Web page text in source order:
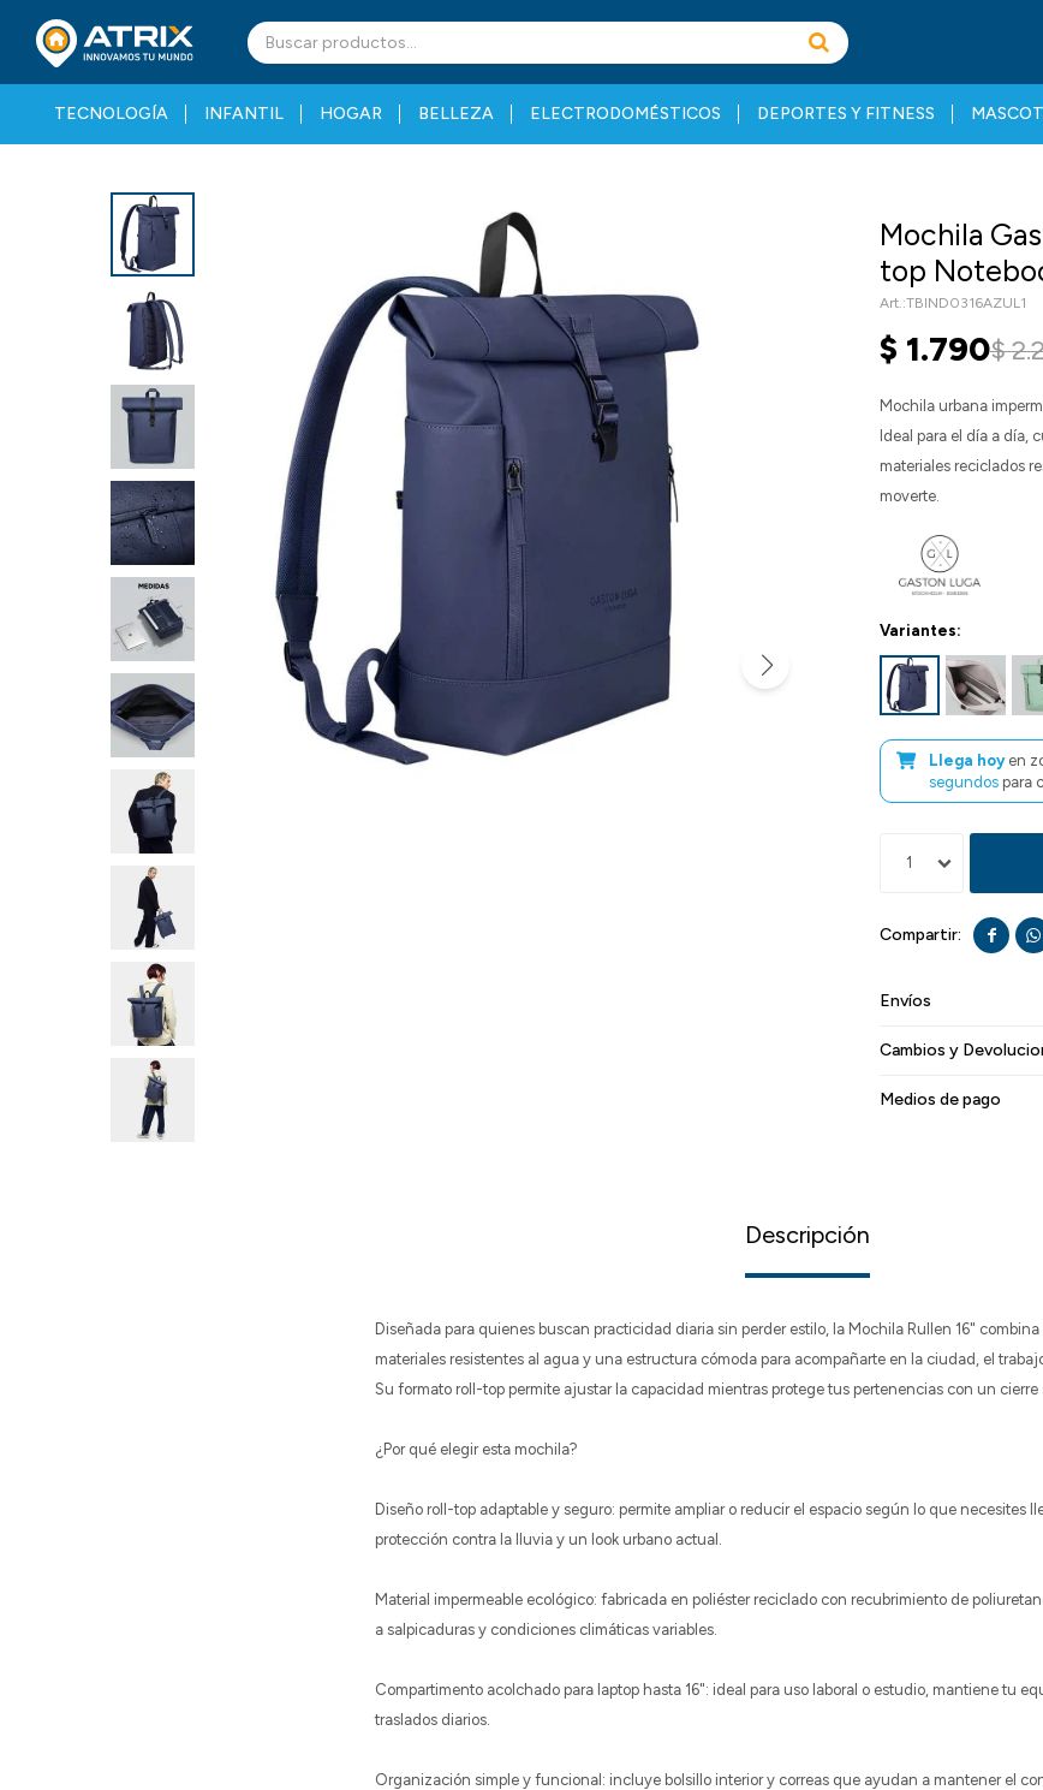
TECNOLOGÍA INFANTIL HOGAR BELLEZA ELECTRODOMÉSTICOS DEPORTES Y FITNESS
Mochila
top
TBIND0316AZUL1
$ 1.790$
Mochila urbana
Ideal para el día a día,
materiales reciclados
moverte.
Variantes:
Llega hoy en
segundos para
1
 
Envíos
Cambios y
Medios de pago
Descripción
Diseñada para quienes buscan practicidad diaria sin perder estilo, la Mochila Rullen 16"
materiales resistentes al agua y una estructura cómoda para acompañarte en la ciudad, el
Su formato roll-top permite ajustar la capacidad mientras protege tus pertenencias con un
¿Por qué elegir esta mochila?
Diseño roll-top adaptable y seguro: permite ampliar o reducir el espacio según lo que necesites
protección contra la lluvia y un look urbano actual.
Material impermeable ecológico: fabricada en poliéster reciclado con recubrimiento de
a salpicaduras y condiciones climáticas variables.
Compartimento acolchado para laptop hasta 16": ideal para uso laboral o estudio, mantiene tu
traslados diarios.
Organización simple y funcional: incluye bolsillo interior y correas que ayudan a mantener el